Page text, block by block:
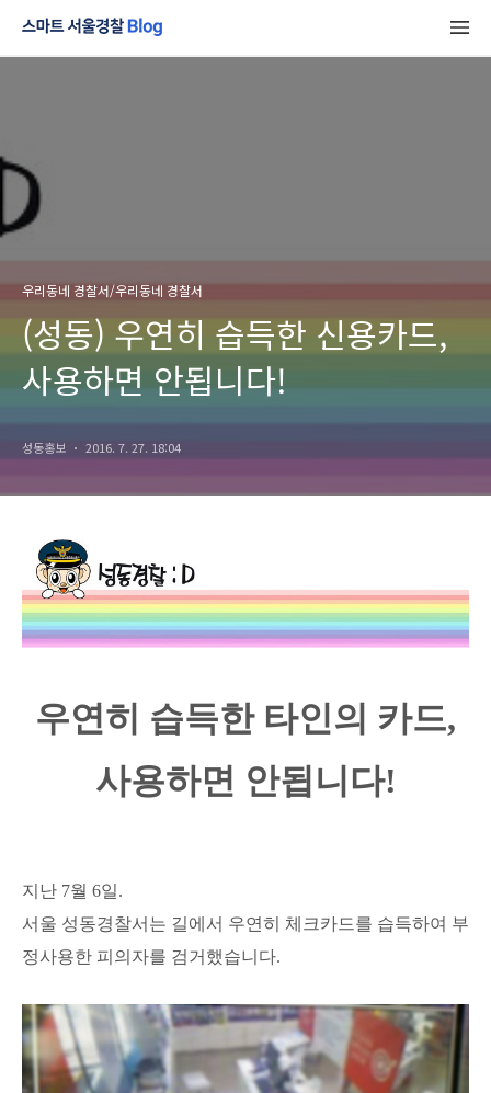
우리동네 경찰서/우리동네 경찰서
(성동) 우연히 습득한 신용카드,
사용하면 안됩니다!
성동홍보 2016. 7. 27. 18:04
우연히 습득한 타인의 카드,
사용하면 안됩니다!
지난 7월 6일.
서울 성동경찰서는 길에서 우연히 체크카드를 습득하여 부
정사용한 피의자를 검거했습니다.